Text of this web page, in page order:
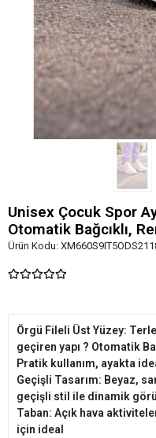
Unisex Çocuk Spor
Otomatik Bağcıklı,
Ürün Kodu:
Örgü Fileli Üst Yüzey:
geçiren yapı ? Otomatik
Pratik kullanım, ayakta
Geçişli Tasarım: Beyaz,
geçişli stil ile dinamik
Taban: Açık hava
için ideal